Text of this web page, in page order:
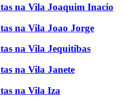
na Vila Joaquim Inacio
na Vila Joao Jorge
na Vila Jequitibas
na Vila Janete
na Vila Iza